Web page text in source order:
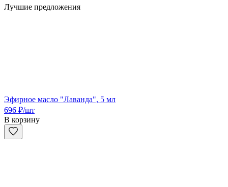
Лучшие предложения
Эфирное масло "Лаванда", 5 мл
696 ₽/шт
В корзину